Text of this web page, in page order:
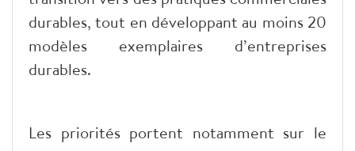
durables, tout en développant au moins 20
modèles exemplaires d’entreprises
durables.
Les priorités portent notamment sur le